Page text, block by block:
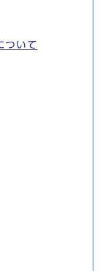
ついて